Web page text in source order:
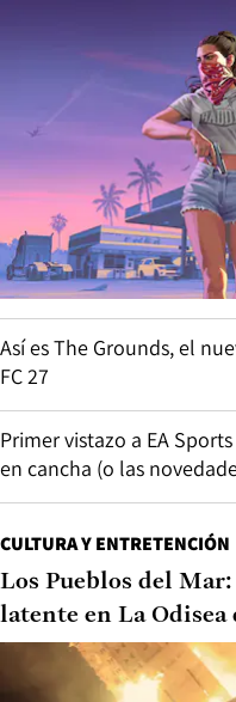
Así es The Grounds, el
FC 27
Primer vistazo a EA
en cancha (o las
CULTURA Y ENTRETENCIÓN
Los Pueblos del
latente en La